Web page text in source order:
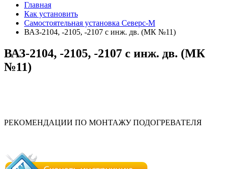
Главная
Как установить
Самостоятельная установка Северс-М
ВАЗ-2104, -2105, -2107 с инж. дв. (МК №11)
ВАЗ-2104, -2105, -2107 с инж. дв. (МК
№11)
РЕКОМЕНДАЦИИ ПО МОНТАЖУ ПОДОГРЕВАТЕЛЯ